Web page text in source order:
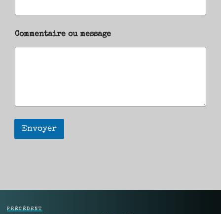
Commentaire ou message
Envoyer
PRÉCÉDENT